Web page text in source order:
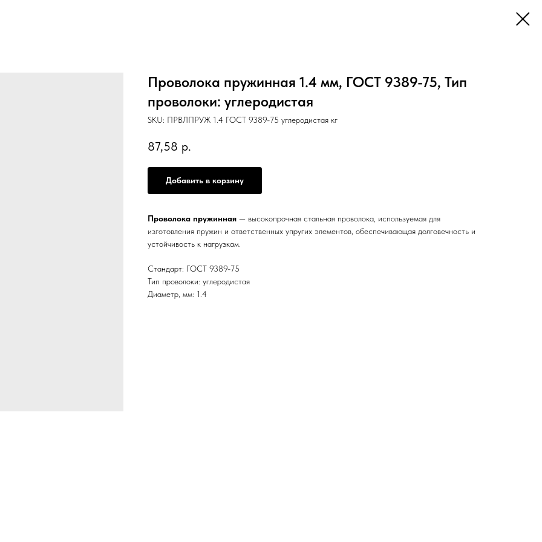
Проволока пружинная 1.4 мм, ГОСТ 9389-75, Тип
проволоки: углеродистая
SKU: ПРВЛПРУЖ 1.4 ГОСТ 9389-75 углеродистая кг
87,58 р.
Добавить в корзину
Проволока пружинная — высокопрочная стальная проволока, используемая для
изготовления пружин и ответственных упругих элементов, обеспечивающая долговечность и
устойчивость к нагрузкам.
Стандарт: ГОСТ 9389-75
Тип проволоки: углеродистая
Диаметр, мм: 1.4